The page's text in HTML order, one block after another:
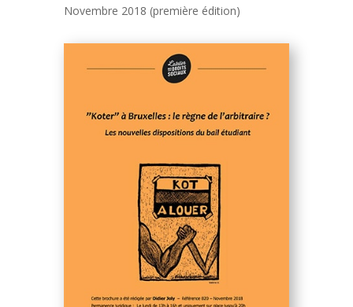
Novembre 2018 (première édition)